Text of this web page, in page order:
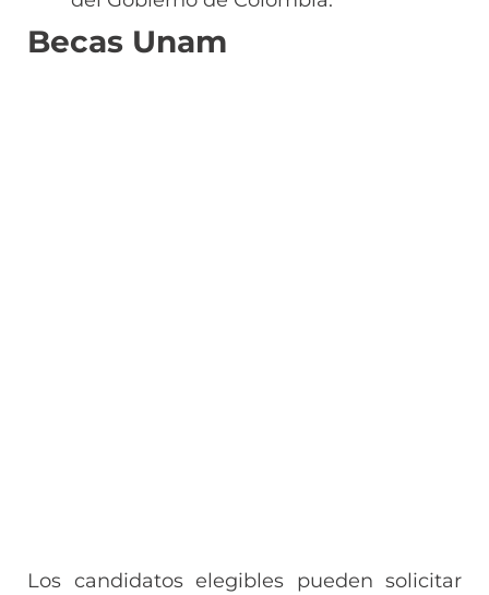
Becas Unam
Los candidatos elegibles pueden solicitar